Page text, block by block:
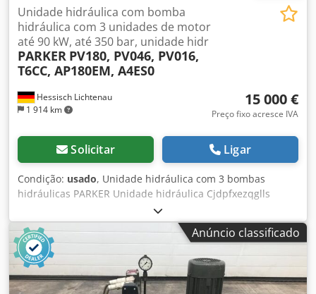
Hessisch Lichtenau
1 914 km
Unidade hidráulica com bomba
hidráulica com 3 unidades de motor
até 90 kW, até 350 bar, unidade hidr
PARKER PV180, PV046, PV016,
T6CC, AP180EM, A4ES0
15 000 €
Preço fixo acresce IVA
Solicitar Ligar
Condição: usado, Unidade hidráulica com 3 bombas
hidráulicas PARKER Unidade hidráulica Cjdpfxezqglls
Aamsha Ano de fabricação: 2012 ----- Bomba hidráulica
dupla, bomba de pistões axiais PARKER com motor de
acionamento de 90 kW Tipo (bomba 1): PV180R1K4KJNMMZ
Número de série: 20921237 / 001 Pressão nominal p
dmax.: 350 bar Pressão máxima p max.: 420 bar
Cilindrada: VG max. = 180 cm³ por rotação Vazão: aprox.
Anúncio classificado